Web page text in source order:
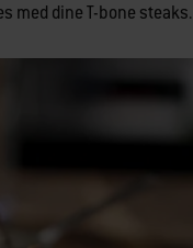
med dine T-bone steaks.